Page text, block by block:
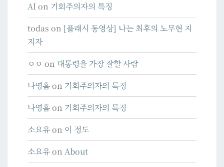
AIon 기회주의자의 특징
todas on [플래시 동영상] 나는 최후의 노무현 지
지자
ㅇㅇ on 대통령을 가장 잘할 사람
나영흠on 기회주의자의 특징
나영흠on 기회주의자의 특징
소요유on 이 정도
소요유on About